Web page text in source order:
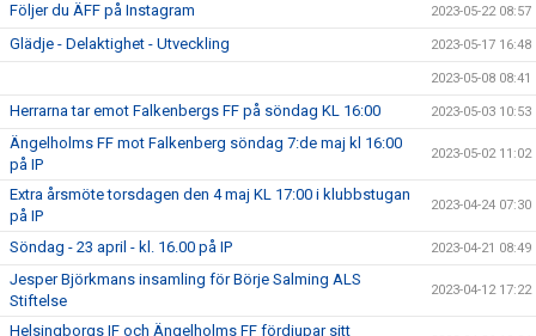
Följer du ÄFF på Instagram 2023-05-22 08:57
Glädje - Delaktighet - Utveckling 2023-05-17 16:48
2023-05-08 08:41
Herrarna tar emot Falkenbergs FF på söndag KL 16:00 2023-05-03 10:53
Ängelholms FF mot Falkenberg söndag 7:de maj kl 16:00
på IP
2023-05-02 11:02
Extra årsmöte torsdagen den 4 maj KL 17:00 i klubbstugan
på IP
2023-04-24 07:30
Söndag - 23 april - kl. 16.00 på IP 2023-04-21 08:49
Jesper Björkmans insamling för Börje Salming ALS
Stiftelse
2023-04-12 17:22
Helsingborgs IF och Ängelholms FF fördjupar sitt